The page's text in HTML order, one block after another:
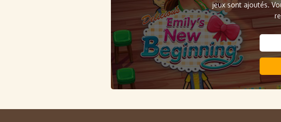
jeux sont ajoutés.